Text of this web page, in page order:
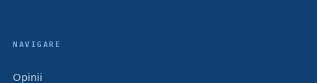
NAVIGARE
Opinii